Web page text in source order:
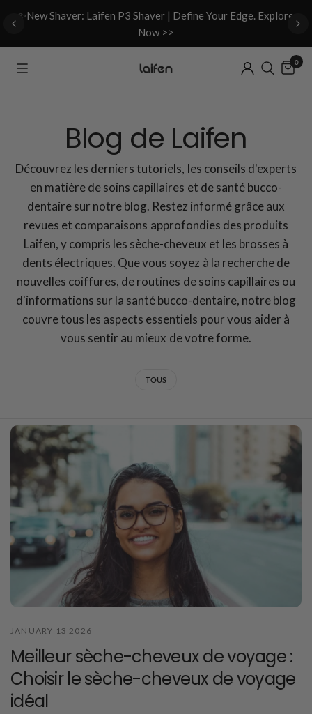
✨New Shaver: Laifen P3 Shaver | Define Your Edge. Explore
Now >>
0
Blog de Laifen
Découvrez les derniers tutoriels, les conseils d'experts
en matière de soins capillaires et de santé bucco-
dentaire sur notre blog. Restez informé grâce aux
revues et comparaisons approfondies des produits
Laifen, y compris les sèche-cheveux et les brosses à
dents électriques. Que vous soyez à la recherche de
nouvelles coiffures, de routines de soins capillaires ou
d'informations sur la santé bucco-dentaire, notre blog
couvre tous les aspects essentiels pour vous aider à
vous sentir au mieux de votre forme.
TOUS
JANUARY 13 2026
Meilleur sèche-cheveux de voyage :
Choisir le sèche-cheveux de voyage
idéal